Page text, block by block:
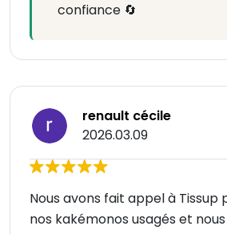
confiance 🔄
renault cécile
2026.03.09
Nous avons fait appel à Tissup
nos kakémonos usagés et